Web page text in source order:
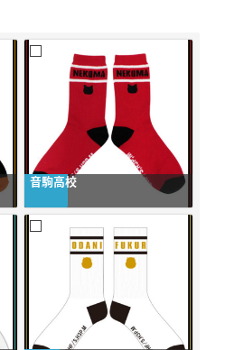
音駒高校